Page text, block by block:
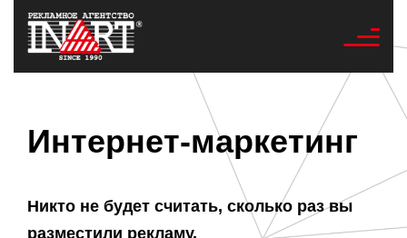
Интернет-маркетинг
Никто не будет считать, сколько раз вы
разместили рекламу.